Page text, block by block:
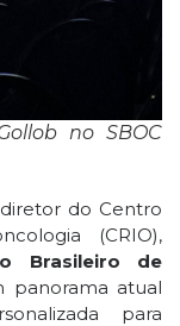
no SBOC
do Centro
(CRIO),
Brasileiro de
panorama atual
para